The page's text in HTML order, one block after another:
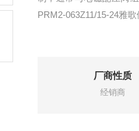
PRM2-063Z11/15-24雅歌
厂商性质
经销商